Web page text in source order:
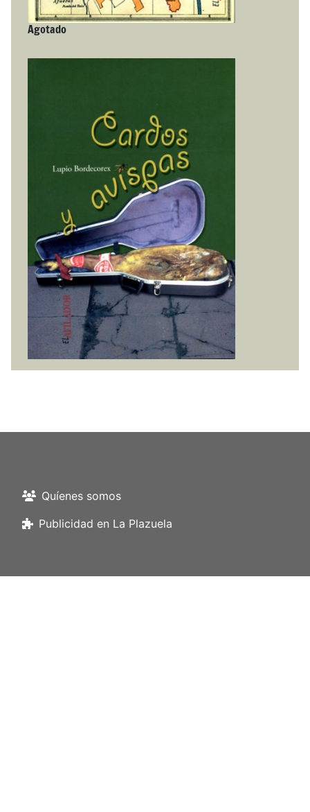
Agotado
Quíenes somos
Publicidad en La Plazuela